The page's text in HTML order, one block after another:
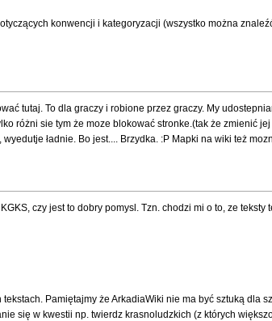
konwencji i kategoryzacji (wszystko można
tutaj. To dla graczy i robione przez graczy. My
różni sie tym że moze blokować stronke.(tak że zmienić
ładnie. Bo jest.... Brzydka. :P Mapki na wiki też
czy jest to dobry pomysl. Tzn. chodzi mi o to, ze
Pamiętajmy że ArkadiaWiki nie ma być sztuką dla
się w kwestii np. twierdz krasnoludzkich (z których